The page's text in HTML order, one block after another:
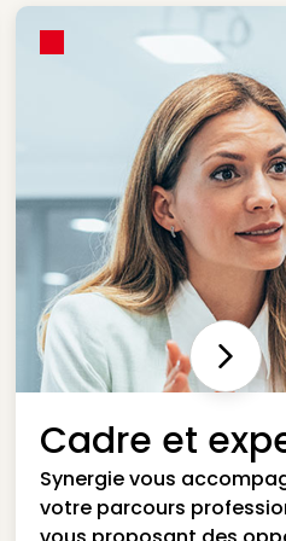
Cadre et
Synergie vous
votre parcours
Next